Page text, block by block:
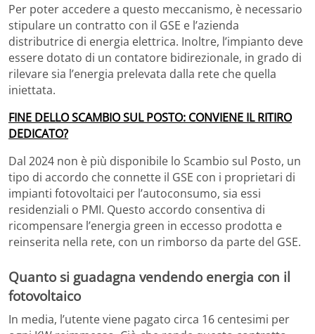
Per poter accedere a questo meccanismo, è necessario
stipulare un contratto con il GSE e l’azienda
distributrice di energia elettrica. Inoltre, l’impianto deve
essere dotato di un contatore bidirezionale, in grado di
rilevare sia l’energia prelevata dalla rete che quella
iniettata.
FINE DELLO SCAMBIO SUL POSTO: CONVIENE IL RITIRO
DEDICATO?
Dal 2024 non è più disponibile lo Scambio sul Posto, un
tipo di accordo che connette il GSE con i proprietari di
impianti fotovoltaici per l’autoconsumo, sia essi
residenziali o PMI. Questo accordo consentiva di
ricompensare l’energia green in eccesso prodotta e
reinserita nella rete, con un rimborso da parte del GSE.
Quanto si guadagna vendendo energia con il
fotovoltaico
In media, l’utente viene pagato circa 16 centesimi per